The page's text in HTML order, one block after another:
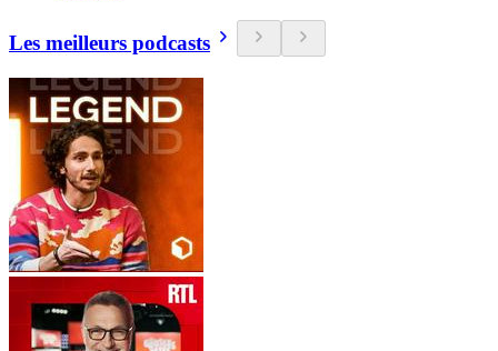
Les meilleurs podcasts